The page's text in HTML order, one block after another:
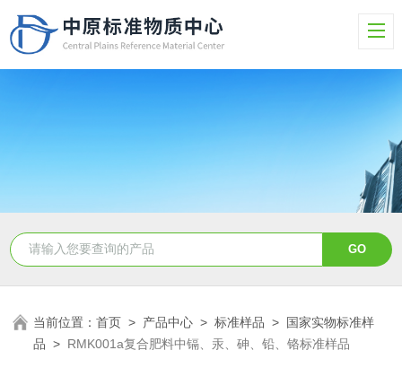
当前位置：首页 > 产品中心 >标准样品 > 国家实物标准样
品 > RMK001a复合肥料中镉、汞、砷、铅、铬标准样品